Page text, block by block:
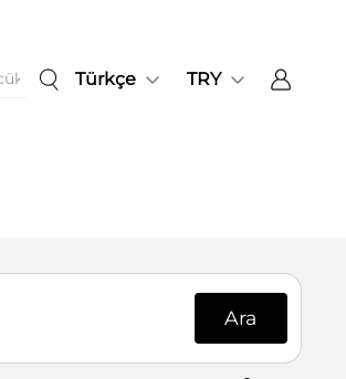
Türkçe TRY
Ara